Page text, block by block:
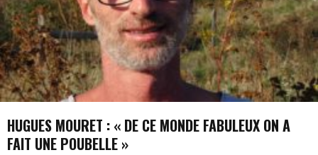
HUGUES MOURET : « DE CE MONDE FABULEUX ON A
FAIT UNE POUBELLE »